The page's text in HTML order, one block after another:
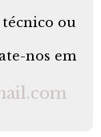
técnico ou
nos em